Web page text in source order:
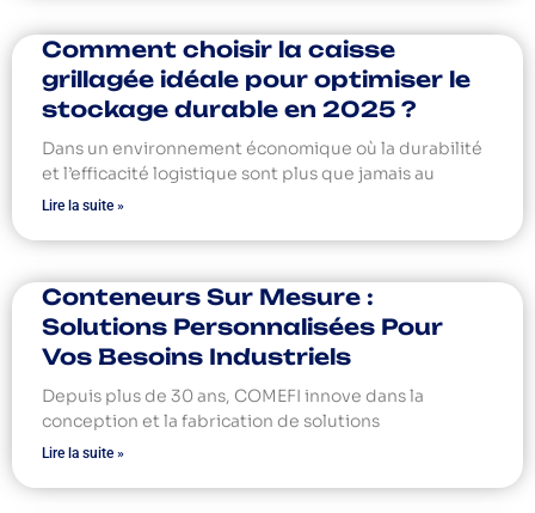
Comment choisir la caisse
grillagée idéale pour optimiser le
stockage durable en 2025 ?
Dans un environnement économique où la durabilité
et l’efficacité logistique sont plus que jamais au
Lire la suite »
Conteneurs Sur Mesure :
Solutions Personnalisées Pour
Vos Besoins Industriels
Depuis plus de 30 ans, COMEFI innove dans la
conception et la fabrication de solutions
Lire la suite »